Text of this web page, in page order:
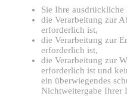
Sie Ihre
die Verarbeitung zur
erforderlich ist,
die Verarbeitung zur
erforderlich ist,
die Verarbeitung zur
erforderlich ist und
ein überwiegendes
Nichtweitergabe Ihrer